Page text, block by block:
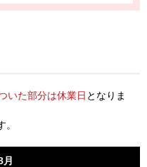
いた部分は休業日 となりま